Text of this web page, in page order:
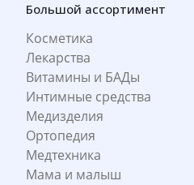
Большой ассортимент
Косметика
Лекарства
Витамины и БАДы
Интимные средства
Медизделия
Ортопедия
Медтехника
Мама и малыш